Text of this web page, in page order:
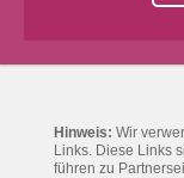
Hinweis: Wir
Links. Diese Links
führen zu